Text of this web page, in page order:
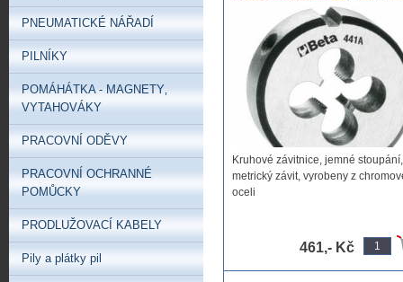
očko na řezání závitu
Beta 441, Závitové očko
závit chromová ocel 441A
M10X1.2 DIN 223 UNI EN
Kruhové závitnice, jemné stoupání,
metrický závit, vyrobeny z
oceli
461,- Kč
PNEUMATICKÉ NÁŘADÍ
PILNÍKY
POMÁHÁTKA - MAGNETY‚
VYTAHOVÁKY
PRACOVNÍ ODĚVY
PRACOVNÍ OCHRANNÉ
POMŮCKY
PRODLUŽOVACÍ KABELY
Pily a plátky pil